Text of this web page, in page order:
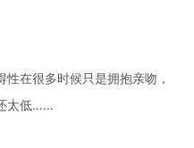
在很多时候只是拥抱亲吻，
太低……